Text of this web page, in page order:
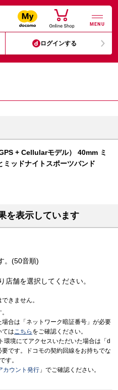
MENU
ログインする
+ Cellularモデル） 40mm ミ
ミッドナイトスポーツバンド
を表示しています
。(50音順)
店舗を選択してください。
きません。
合は「ネットワーク暗証番号」が必要
てはこちら をご確認ください。
環境にてアクセスいただいた場合は「d
です。ドコモの契約回線をお持ちでな
す。
カウント発行 」でご確認ください。